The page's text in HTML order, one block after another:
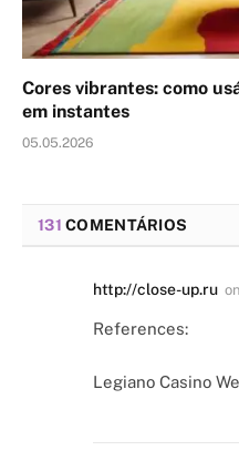
Cores vibrantes: como
em instantes
05.05.2026
131 COMENTÁRIOS
http://close-up.ru on
References:
Legiano Casino